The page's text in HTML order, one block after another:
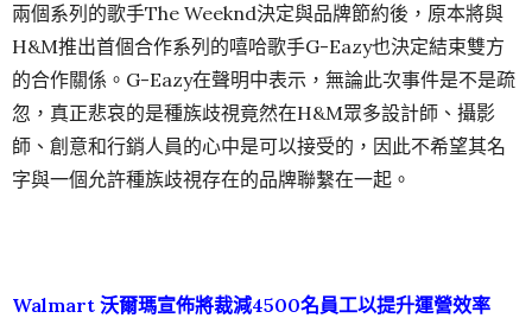
兩個系列的歌手The Weeknd決定與品牌節約後，原本將與
H&M推出首個合作系列的嘻哈歌手G-Eazy也決定結束雙方
的合作關係。G-Eazy在聲明中表示，無論此次事件是不是疏
忽，真正悲哀的是種族歧視竟然在H&M眾多設計師、攝影
師、創意和行銷人員的心中是可以接受的，因此不希望其名
字與一個允許種族歧視存在的品牌聯繫在一起。
Walmart 沃爾瑪宣佈將裁減4500名員工以提升運營效率